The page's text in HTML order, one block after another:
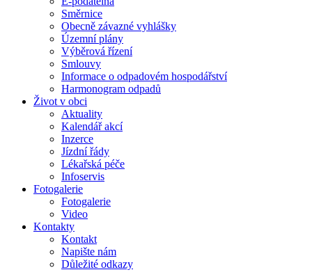
Směrnice
Obecně závazné vyhlášky
Územní plány
Výběrová řízení
Smlouvy
Informace o odpadovém hospodářství
Harmonogram odpadů
Život v obci
Aktuality
Kalendář akcí
Inzerce
Jízdní řády
Lékařská péče
Infoservis
Fotogalerie
Fotogalerie
Video
Kontakty
Kontakt
Napište nám
Důležité odkazy